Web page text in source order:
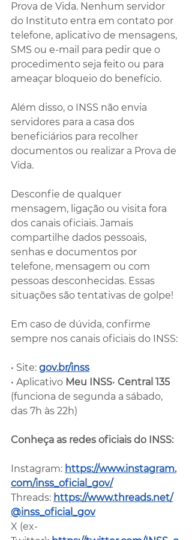
Prova de Vida. Nenhum servidor
do Instituto entra em contato por
telefone, aplicativo de mensagens,
SMS ou e-mail para pedir que o
procedimento seja feito ou para
ameaçar bloqueio do benefício.
Além disso, o INSS não envia
servidores para a casa dos
beneficiários para recolher
documentos ou realizar a Prova de
Vida.
Desconfie de qualquer
mensagem, ligação ou visita fora
dos canais oficiais. Jamais
compartilhe dados pessoais,
senhas e documentos por
telefone, mensagem ou com
pessoas desconhecidas. Essas
situações são tentativas de golpe!
Em caso de dúvida, confirme
sempre nos canais oficiais do INSS:
• Site: gov.br/inss
• Aplicativo Meu INSS• Central 135
(funciona de segunda a sábado,
das 7h às 22h)
Conheça as redes oficiais do INSS:
Instagram: https://www.instagram.
com/inss_oficial_gov/
Threads: https://www.threads.net/
@inss_oficial_gov
X (ex-